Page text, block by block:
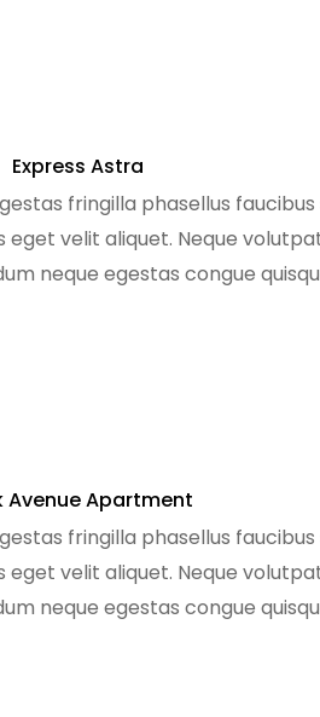
Express Astra
fringilla phasellus
eget velit aliquet. Neque
neque egestas congue
Dignissim sodales ut eu sem.
Avenue Apartment
fringilla phasellus
eget velit aliquet. Neque
neque egestas congue
Dignissim sodales ut eu sem.